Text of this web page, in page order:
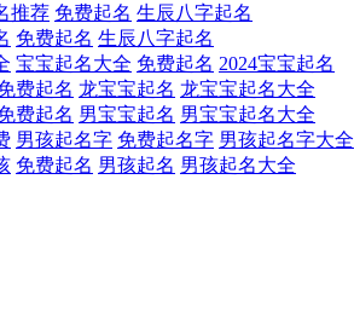
推荐 免费起名 生辰八字起名
免费起名 生辰八字起名
宝宝起名大全 免费起名 2024宝宝起名
费起名 龙宝宝起名 龙宝宝起名大全
费起名 男宝宝起名 男宝宝起名大全
男孩起名字 免费起名字 男孩起名字大全
免费起名 男孩起名 男孩起名大全